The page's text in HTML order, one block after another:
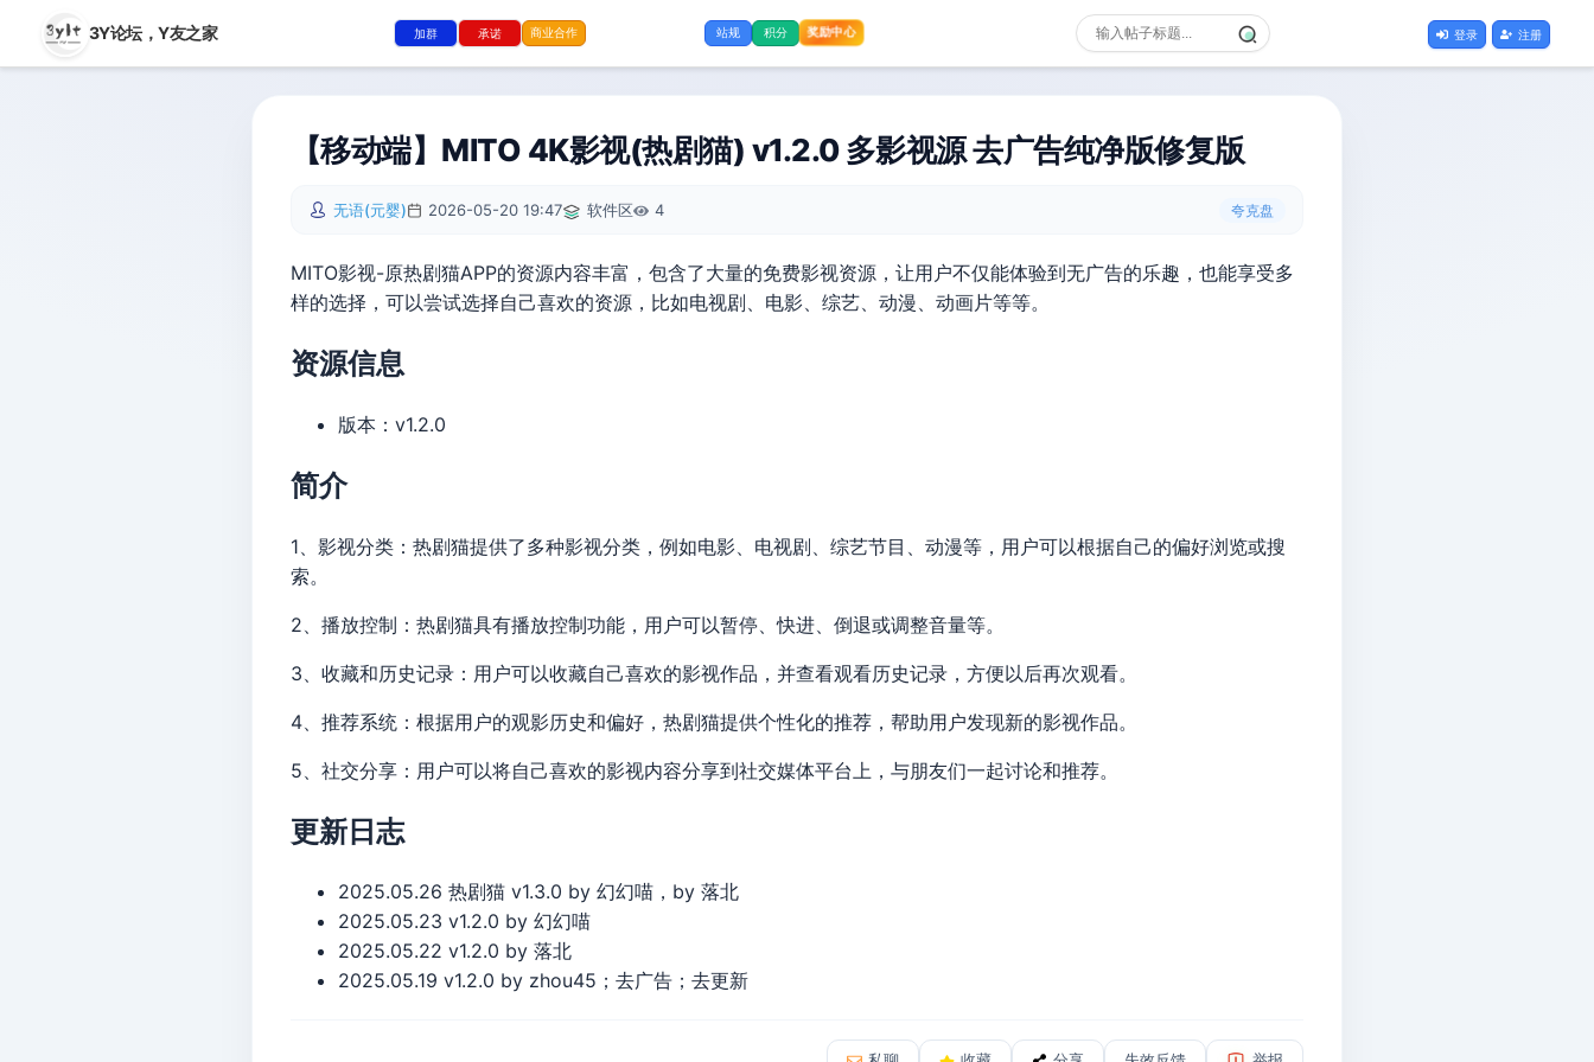
3Y论坛，Y友之家 加群 承诺 商业合作 站规 积分 奖励中心 登录 注册
【移动端】MITO 4K影视(热剧猫) v1.2.0 多影视源 去广告纯净版修复版
无语(元婴) 2026-05-20 19:47 软件区 4 夸克盘
MITO影视-原热剧猫APP的资源内容丰富，包含了大量的免费影视资源，让用户不仅能体验到无广告的乐趣，也能享受多
样的选择，可以尝试选择自己喜欢的资源，比如电视剧、电影、综艺、动漫、动画片等等。
资源信息
版本：v1.2.0
简介
1、影视分类：热剧猫提供了多种影视分类，例如电影、电视剧、综艺节目、动漫等，用户可以根据自己的偏好浏览或搜
索。
2、播放控制：热剧猫具有播放控制功能，用户可以暂停、快进、倒退或调整音量等。
3、收藏和历史记录：用户可以收藏自己喜欢的影视作品，并查看观看历史记录，方便以后再次观看。
4、推荐系统：根据用户的观影历史和偏好，热剧猫提供个性化的推荐，帮助用户发现新的影视作品。
5、社交分享：用户可以将自己喜欢的影视内容分享到社交媒体平台上，与朋友们一起讨论和推荐。
更新日志
2025.05.26 热剧猫 v1.3.0 by 幻幻喵，by 落北
2025.05.23 v1.2.0 by 幻幻喵
2025.05.22 v1.2.0 by 落北
2025.05.19 v1.2.0 by zhou45；去广告；去更新